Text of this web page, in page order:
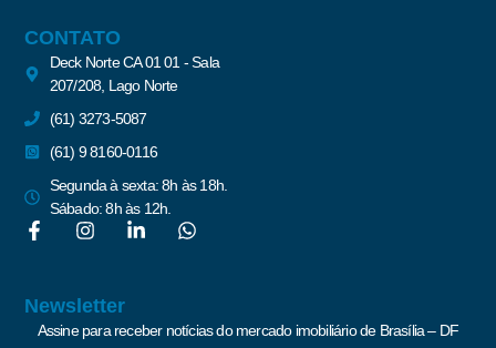
CONTATO
Deck Norte CA 01 01 - Sala
207/208, Lago Norte
(61) 3273-5087
(61) 9 8160-0116
Segunda à sexta: 8h às 18h.
Sábado: 8h às 12h.
Newsletter
Assine para receber notícias do mercado imobiliário de Brasília – DF